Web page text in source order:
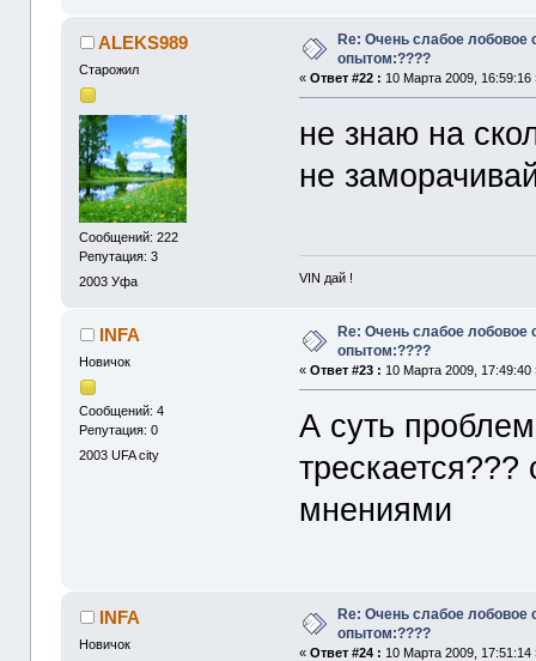
ALEKS989
Старожил
Сообщений: 222
Репутация: 3
2003 Уфа
Re: Очень слабое лобовое
опытом:????
«Ответ #22 : 10 Марта 2009, 16:59:16
не знаю на
не
VIN дай !
INFA
Новичок
Сообщений: 4
Репутация: 0
2003 UFA city
Re: Очень слабое лобовое
опытом:????
«Ответ #23 : 10 Марта 2009, 17:49:40
А суть
мнениями
INFA
Новичок
Re: Очень слабое лобовое
опытом:????
«Ответ #24 : 10 Марта 2009, 17:51:14